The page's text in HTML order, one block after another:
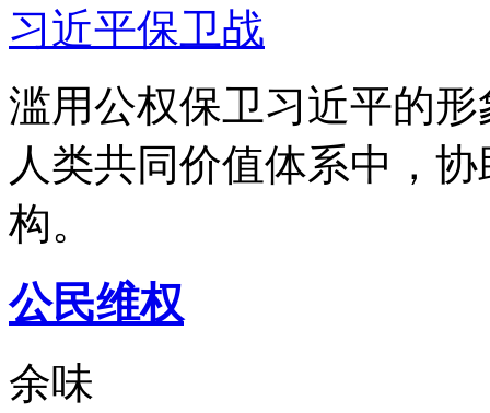
习近平保卫战
滥用公权保卫习近平的
人类共同价值体系中，
构。
公民维权
余味